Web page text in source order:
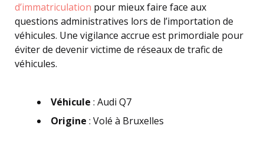
d’immatriculation pour mieux faire face aux
questions administratives lors de l’importation de
véhicules. Une vigilance accrue est primordiale pour
éviter de devenir victime de réseaux de trafic de
véhicules.
Véhicule : Audi Q7
Origine : Volé à Bruxelles